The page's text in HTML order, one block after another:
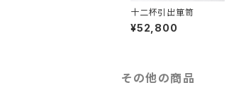
十二杯引出箪笥
¥52,800
その他の商品